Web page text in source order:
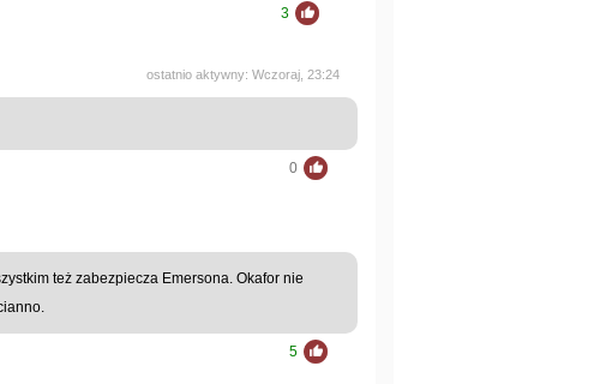
3
ostatnio aktywny: Wczoraj, 23:24
0
też zabezpiecza Emersona. Okafor nie
5